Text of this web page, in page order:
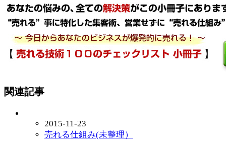
関連記事
2015-11-23
売れる仕組み(未整理）